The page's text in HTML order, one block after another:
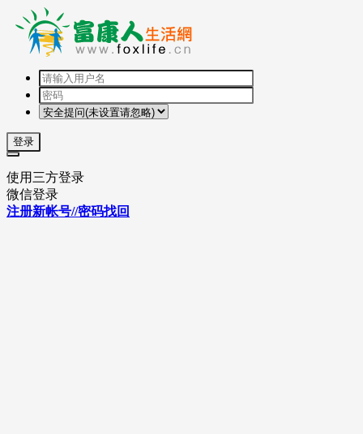
登录
使用三方登录
微信登录
注册新帐号//密码找回